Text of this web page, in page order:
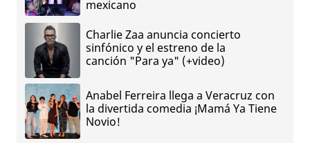
mexicano
Charlie Zaa anuncia concierto
sinfónico y el estreno de la
canción "Para ya" (+video)
Anabel Ferreira llega a Veracruz con
la divertida comedia ¡Mamá Ya Tiene
Novio!